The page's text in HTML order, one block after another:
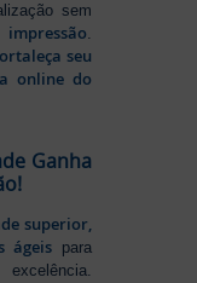
sem
.
seu
online do
Ganha
superior,
ágeispara